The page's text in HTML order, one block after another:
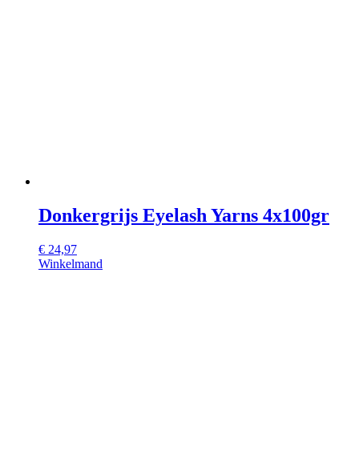
Donkergrijs Eyelash Yarns 4x100gr
€ 24,97
Winkelmand